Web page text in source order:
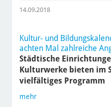
14.09.2018
Kultur- und
achten Mal zahlreiche
Städtische
Kulturwerke bieten im
vielfältiges Programm
mehr